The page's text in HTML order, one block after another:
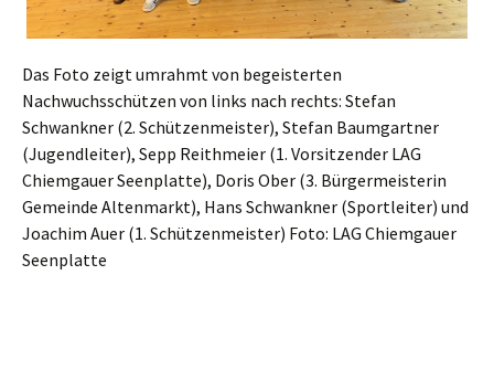
Das Foto zeigt umrahmt von begeisterten
Nachwuchsschützen von links nach rechts: Stefan
Schwankner (2. Schützenmeister), Stefan Baumgartner
(Jugendleiter), Sepp Reithmeier (1. Vorsitzender LAG
Chiemgauer Seenplatte), Doris Ober (3. Bürgermeisterin
Gemeinde Altenmarkt), Hans Schwankner (Sportleiter) und
Joachim Auer (1. Schützenmeister) Foto: LAG Chiemgauer
Seenplatte